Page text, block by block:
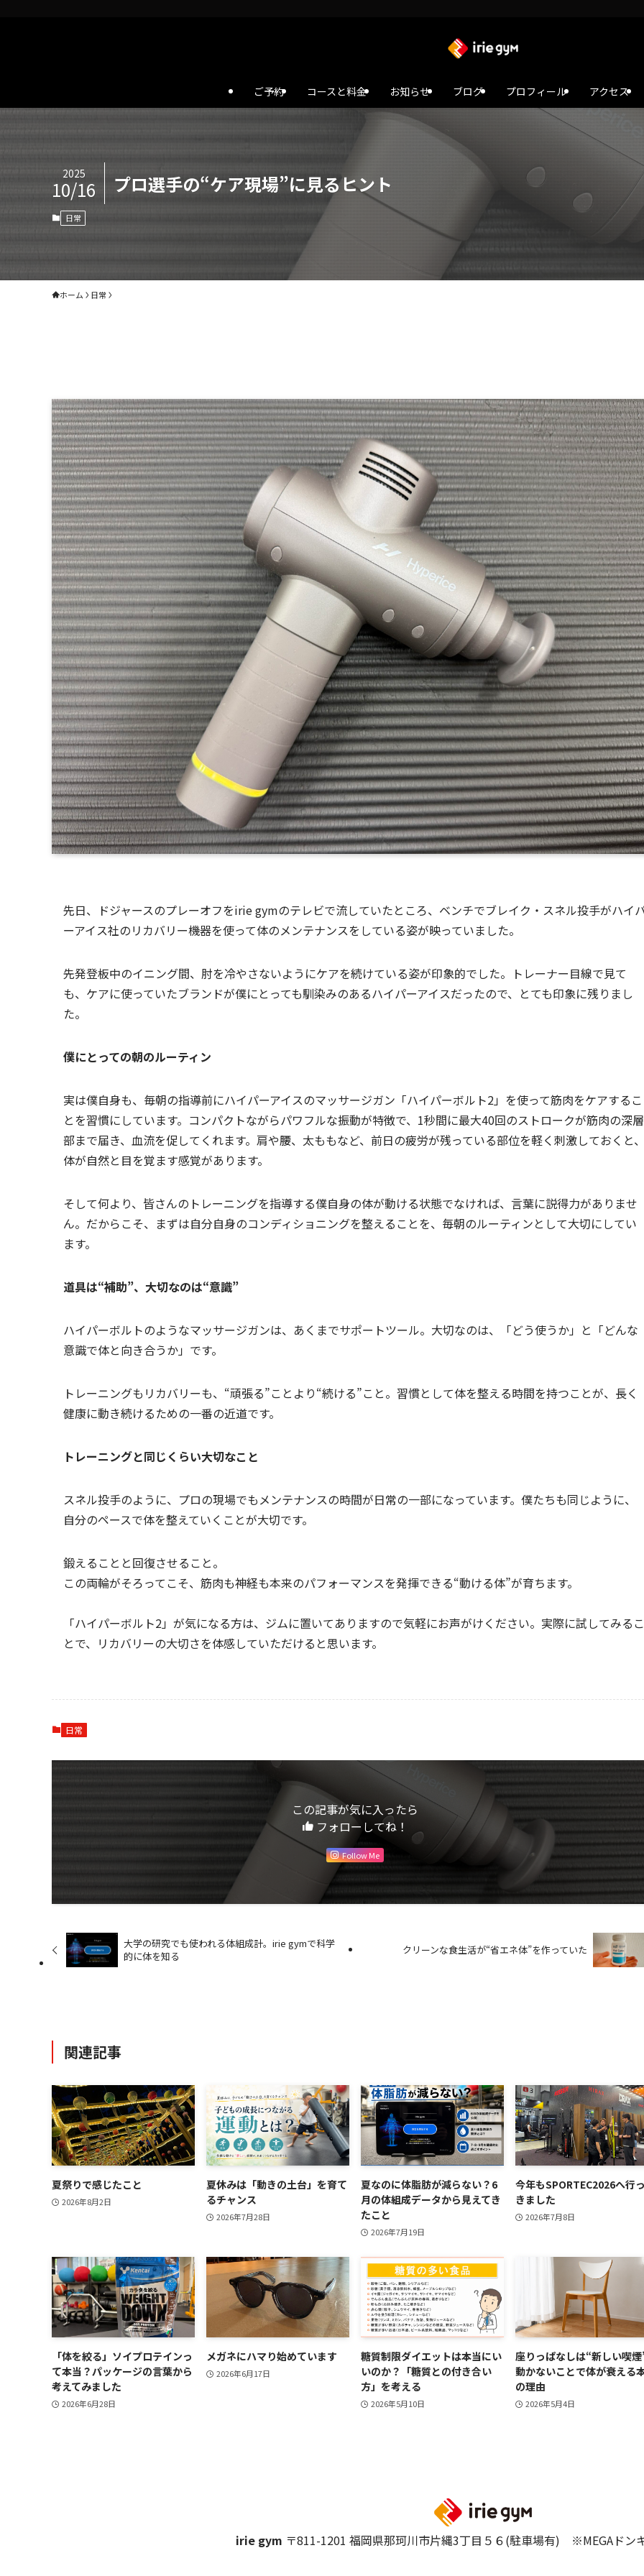
ご予約 コースと料金 お知らせ ブログ プロフィール アクセス
プロ選手の“ケア現場”に見るヒント
2025
10/16
日常
ホーム 日常
先日、ドジャースのプレーオフをirie gymのテレビで流していたところ、ベンチでブレイク・スネル投手がハイ
ーアイス社のリカバリー機器を使って体のメンテナンスをしている姿が映っていました。
先発登板中のイニング間、肘を冷やさないようにケアを続けている姿が印象的でした。トレーナー目線で見て
も、ケアに使っていたブランドが僕にとっても馴染みのあるハイパーアイスだったので、とても印象に残りまし
た。
僕にとっての朝のルーティン
実は僕自身も、毎朝の指導前にハイパーアイスのマッサージガン「ハイパーボルト2」を使って筋肉をケアするこ
とを習慣にしています。コンパクトながらパワフルな振動が特徴で、1秒間に最大40回のストロークが筋肉の深層
部まで届き、血流を促してくれます。肩や腰、太ももなど、前日の疲労が残っている部位を軽く刺激しておくと
体が自然と目を覚ます感覚があります。
そして何より、皆さんのトレーニングを指導する僕自身の体が動ける状態でなければ、言葉に説得力がありませ
ん。だからこそ、まずは自分自身のコンディショニングを整えることを、毎朝のルーティンとして大切にしてい
ます。
道具は“補助”、大切なのは“意識”
ハイパーボルトのようなマッサージガンは、あくまでサポートツール。大切なのは、「どう使うか」と「どんな
意識で体と向き合うか」です。
トレーニングもリカバリーも、“頑張る”ことより“続ける”こと。習慣として体を整える時間を持つことが、長く
健康に動き続けるための一番の近道です。
トレーニングと同じくらい大切なこと
スネル投手のように、プロの現場でもメンテナンスの時間が日常の一部になっています。僕たちも同じように、
自分のペースで体を整えていくことが大切です。
鍛えることと回復させること。
この両輪がそろってこそ、筋肉も神経も本来のパフォーマンスを発揮できる“動ける体”が育ちます。
「ハイパーボルト2」が気になる方は、ジムに置いてありますので気軽にお声がけください。実際に試してみるこ
とで、リカバリーの大切さを体感していただけると思います。
日常
この記事が気に入ったら
フォローしてね！
Follow Me
大学の研究でも使われる体組成計。irie gymで科学
的に体を知る
クリーンな食生活が“省エネ体”を作っていた
関連記事
夏祭りで感じたこと
2026年8月2日
夏休みは「動きの土台」を育て
るチャンス
2026年7月28日
夏なのに体脂肪が減らない？6
月の体組成データから見えてき
たこと
2026年7月19日
今年もSPORTEC2026へ行
きました
2026年7月8日
「体を絞る」ソイプロテインっ
て本当？パッケージの言葉から
考えてみました
2026年6月28日
メガネにハマり始めています
2026年6月17日
糖質制限ダイエットは本当にい
いのか？「糖質との付き合い
方」を考える
2026年5月10日
座りっぱなしは“新しい喫
動かないことで体が衰える
の理由
2026年5月4日
irie gym 〒811-1201 福岡県那珂川市片縄3丁目５６(駐車場有) ※MEGAドン